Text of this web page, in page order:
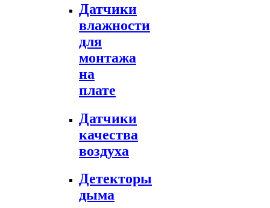
Датчики
влажности
для
монтажа
на
плате
Датчики
качества
воздуха
Детекторы
дыма